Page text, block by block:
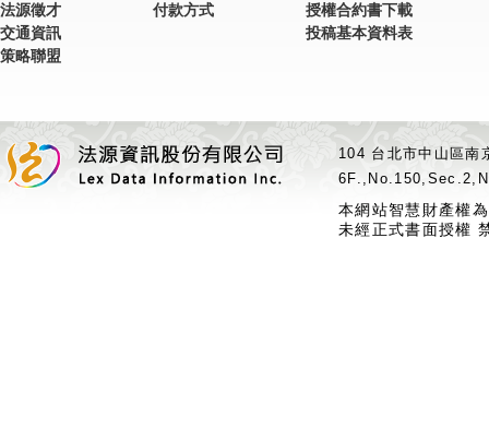
法源徵才
交通資訊
策略聯盟
付款方式
授權合約書下載
投稿基本資料表
104 台北市中山區
本網站智慧財產權
未經正式書面授權